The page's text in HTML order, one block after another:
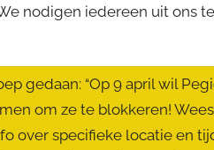
nodigen iedereen uit ons
gedaan: “Op 9 april wil
om ze te blokkeren!
over specifieke locatie en